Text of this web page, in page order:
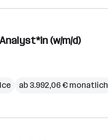
(w/m/d)
ab 3.992,06 € monatlich